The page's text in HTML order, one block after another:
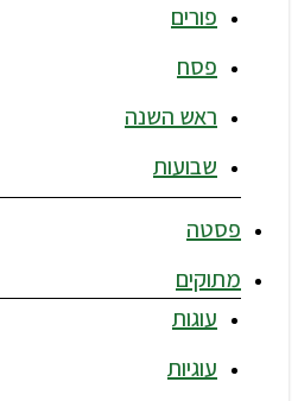
פורים
פסח
ראש השנה
שבועות
פסטה
מתוקים
עוגות
עוגיות